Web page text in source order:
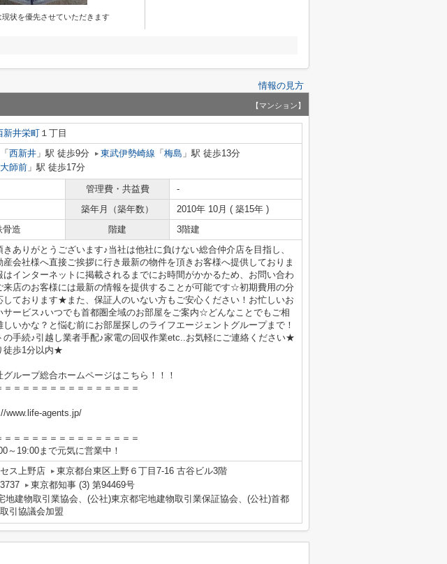
状を優先させていただきます
情報の見方
【マンション】
新井栄町 １丁目
「 西新井 」駅 徒歩9分 東武伊勢崎線 「 梅島 」駅 徒歩13分
大師前 」駅 徒歩17分
管理費・共益費
-
築年月（築年数）
2010年 10月 ( 築15年 )
骨造 階建 3階建
きありがとうございます♪当社は他社に負けない総合仲介店を目指し、
産会社様へ直接ご挨拶に行き最新の物件を頂きお客様へ提供しておりま
はインターネットに掲載されるまでにお時間がかかるため、お問い合わ
来店のお客様には最新の情報を提供することが可能です☆初期費用の分
しております★また、保証人のいない方もご安心ください！お忙しいお
サービス♪いつでも首都圏全域のお部屋をご案内☆どんなことでもご相
いかな？と悩む前にお部屋探しのライフエージェントグループまで！
の手続♪引越し業者手配♪家電の回収作業etc..お気軽にご連絡ください★
徒歩1分以内★
ループ総合ホームページはこちら！！！
＝＝＝＝＝＝＝＝＝＝＝＝＝＝＝
agents.jp/
＝＝＝＝＝＝＝＝＝＝＝＝＝＝＝
～19:00まで元気に営業中！
ス上野店
東京都台東区上野６丁目7-16 古谷ビル3階
東京都知事 (3) 第94469号
地建物取引業協会、(公社)東京都宅地建物取引業保証協会、(公社)首都
引協議会加盟